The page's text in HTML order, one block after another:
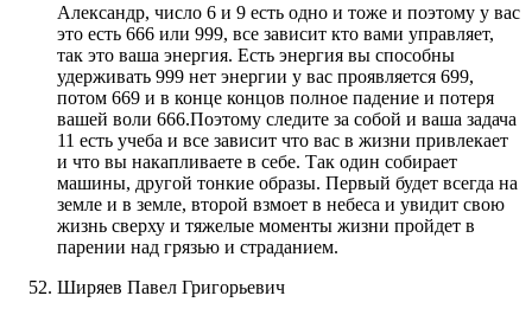
Александр, число 6 и 9 есть одно и тоже и поэтому у вас
это есть 666 или 999, все зависит кто вами управляет,
так это ваша энергия. Есть энергия вы способны
удерживать 999 нет энергии у вас проявляется 699,
потом 669 и в конце концов полное падение и потеря
вашей воли 666.Поэтому следите за собой и ваша задача
11 есть учеба и все зависит что вас в жизни привлекает
и что вы накапливаете в себе. Так один собирает
машины, другой тонкие образы. Первый будет всегда на
земле и в земле, второй взмоет в небеса и увидит свою
жизнь сверху и тяжелые моменты жизни пройдет в
парении над грязью и страданием.
Ширяев Павел Григорьевич